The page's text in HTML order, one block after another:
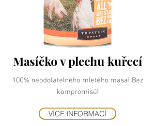
Masíčko v plechu kuřecí
100% neodolatelného mletého masa! Bez
kompromisů!
VÍCE INFORMACÍ